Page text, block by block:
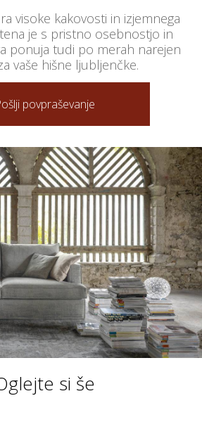
visoke kakovosti in izjemnega
je s pristno osebnostjo in
ponuja tudi po merah narejen
vaše hišne ljubljenčke.
povpraševanje
si še